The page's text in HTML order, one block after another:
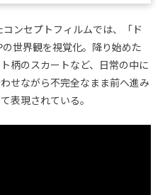
ンセプトフィルムでは、「ド
世界観を視覚化。降り始めた
柄のスカートなど、日常の中に
せながら不完全なまま前へ進み
表現されている。